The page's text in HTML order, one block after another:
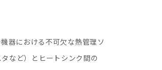
器における不可欠な熱管理ソ
など）とヒートシンク間の